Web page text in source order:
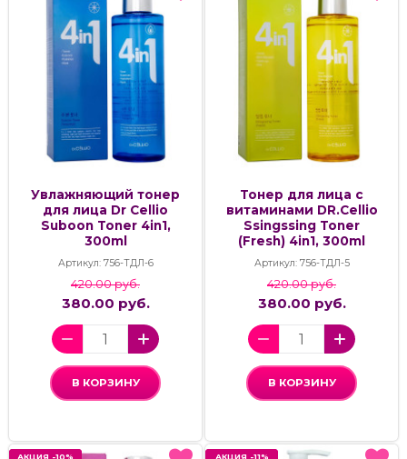
Увлажняющий тонер
для лица Dr Cellio
Suboon Toner 4in1,
300ml
Артикул: 756-ТДЛ-6
420.00 руб.
380.00 руб.
В КОРЗИНУ
Тонер для лица с
витаминами DR.Cellio
Ssingssing Toner
(Fresh) 4in1, 300ml
Артикул: 756-ТДЛ-5
420.00 руб.
380.00 руб.
В КОРЗИНУ
АКЦИЯ -10%
АКЦИЯ -10% АКЦИЯ -11%
АКЦИЯ -11%